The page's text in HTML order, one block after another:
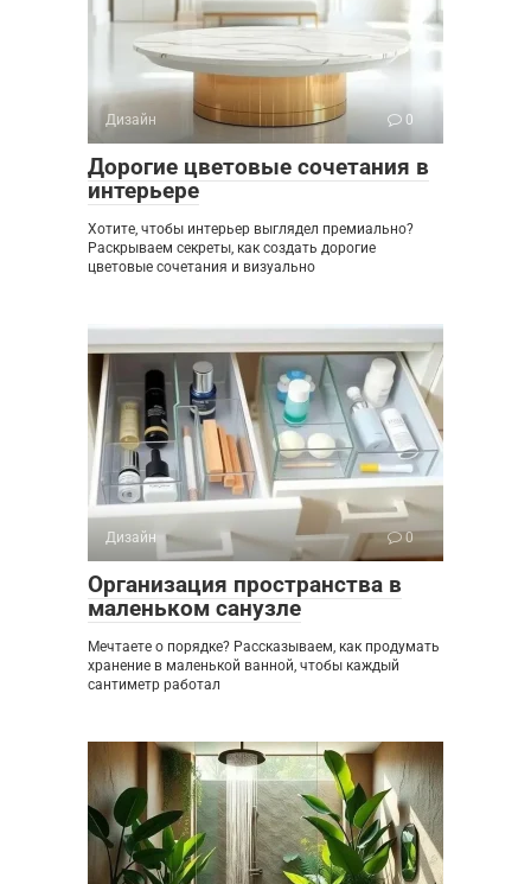
Дизайн 0
Дорогие цветовые сочетания в
интерьере
Хотите, чтобы интерьер выглядел премиально?
Раскрываем секреты, как создать дорогие
цветовые сочетания и визуально
Дизайн 0
Организация пространства в
маленьком санузле
Мечтаете о порядке? Рассказываем, как продумать
хранение в маленькой ванной, чтобы каждый
сантиметр работал